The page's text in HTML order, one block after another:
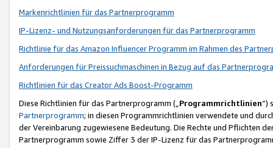
Markenrichtlinien für das Partnerprogramm
IP-Lizenz- und Nutzungsanforderungen für das Partnerprogramm
Richtlinie für das Amazon Influencer Programm im Rahmen des
Anforderungen für Preissuchmaschinen in Bezug auf das
Richtlinien für das Creator Ads Boost-Programm
Diese Richtlinien für das Partnerprogramm („Programmrichtlinien“)
Partnerprogramm; in diesen Programmrichtlinien verwendete und
der Vereinbarung zugewiesene Bedeutung. Die Rechte und Pflichten
Partnerprogramm sowie Ziffer 3 der IP-Lizenz für das